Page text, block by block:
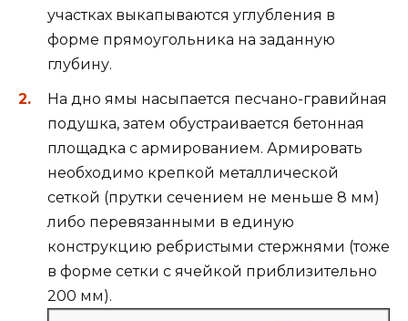
участках выкапываются углубления в
форме прямоугольника на заданную
глубину.
На дно ямы насыпается песчано-гравийная
подушка, затем обустраивается бетонная
площадка с армированием. Армировать
необходимо крепкой металлической
сеткой (прутки сечением не меньше 8 мм)
либо перевязанными в единую
конструкцию ребристыми стержнями (тоже
в форме сетки с ячейкой приблизительно
200 мм).